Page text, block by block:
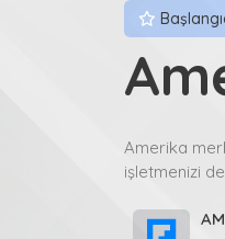
Amerika
işletmenizi